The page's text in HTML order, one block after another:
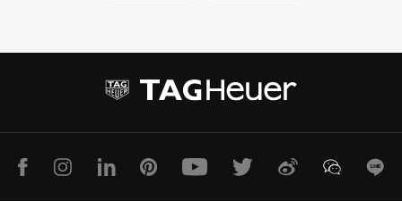
d
1
d
2
FacebookInstagramLinkedInPinterest Youtube Twitter Weibo WeChat